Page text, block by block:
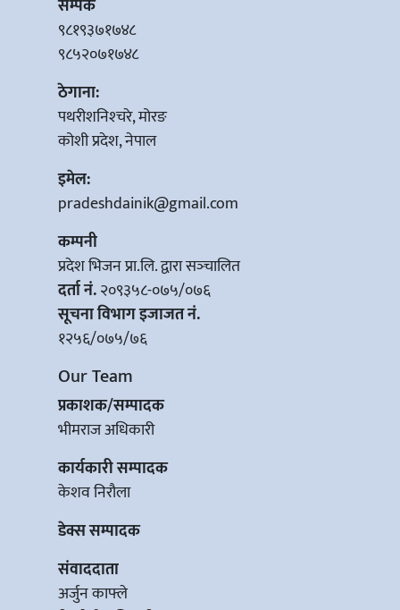
सम्पर्क
९८१९३७१७४८
९८५२०७१७४८
ठेगाना:
पथरीशनिश्‍चरे, मोरङ
कोशी प्रदेश, नेपाल
इमेल:
pradeshdainik@gmail.com
कम्पनी
प्रदेश भिजन प्रा.लि. द्वारा सञ्‍चालित
दर्ता नं.२०९३५८-०७५/०७६
सूचना विभाग इजाजत नं.
१२५६/०७५/७६
Our Team
प्रकाशक/सम्पादक
भीमराज अधिकारी
कार्यकारी सम्पादक
केशव निरौला
डेक्स सम्पादक
संवाददाता
अर्जुन काफ्ले